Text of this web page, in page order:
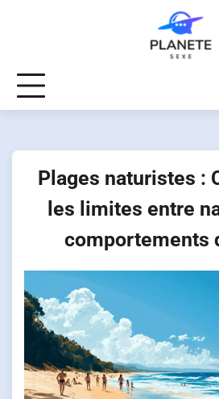
Plages naturistes :
les limites entre
comportements